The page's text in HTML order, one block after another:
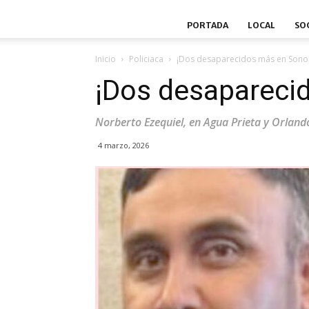
PORTADA LOCAL
Inicio Policiaca ¡Dos desaparecidos más en
¡Dos
Norberto Ezequiel, en Agua Prieta y
4 marzo, 2026